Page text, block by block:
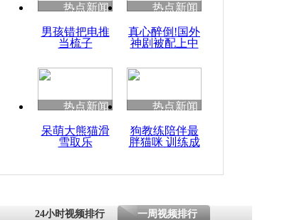
热点新闻
男孩错把电推
当梳子
热点新闻
真心醉倒!国外
神剧被配上中
热点新闻
呆萌大熊猫滑
雪取乐
热点新闻
狗教练陪伴最
胖猫咪 训练成
24小时视频排行 一周视频排行